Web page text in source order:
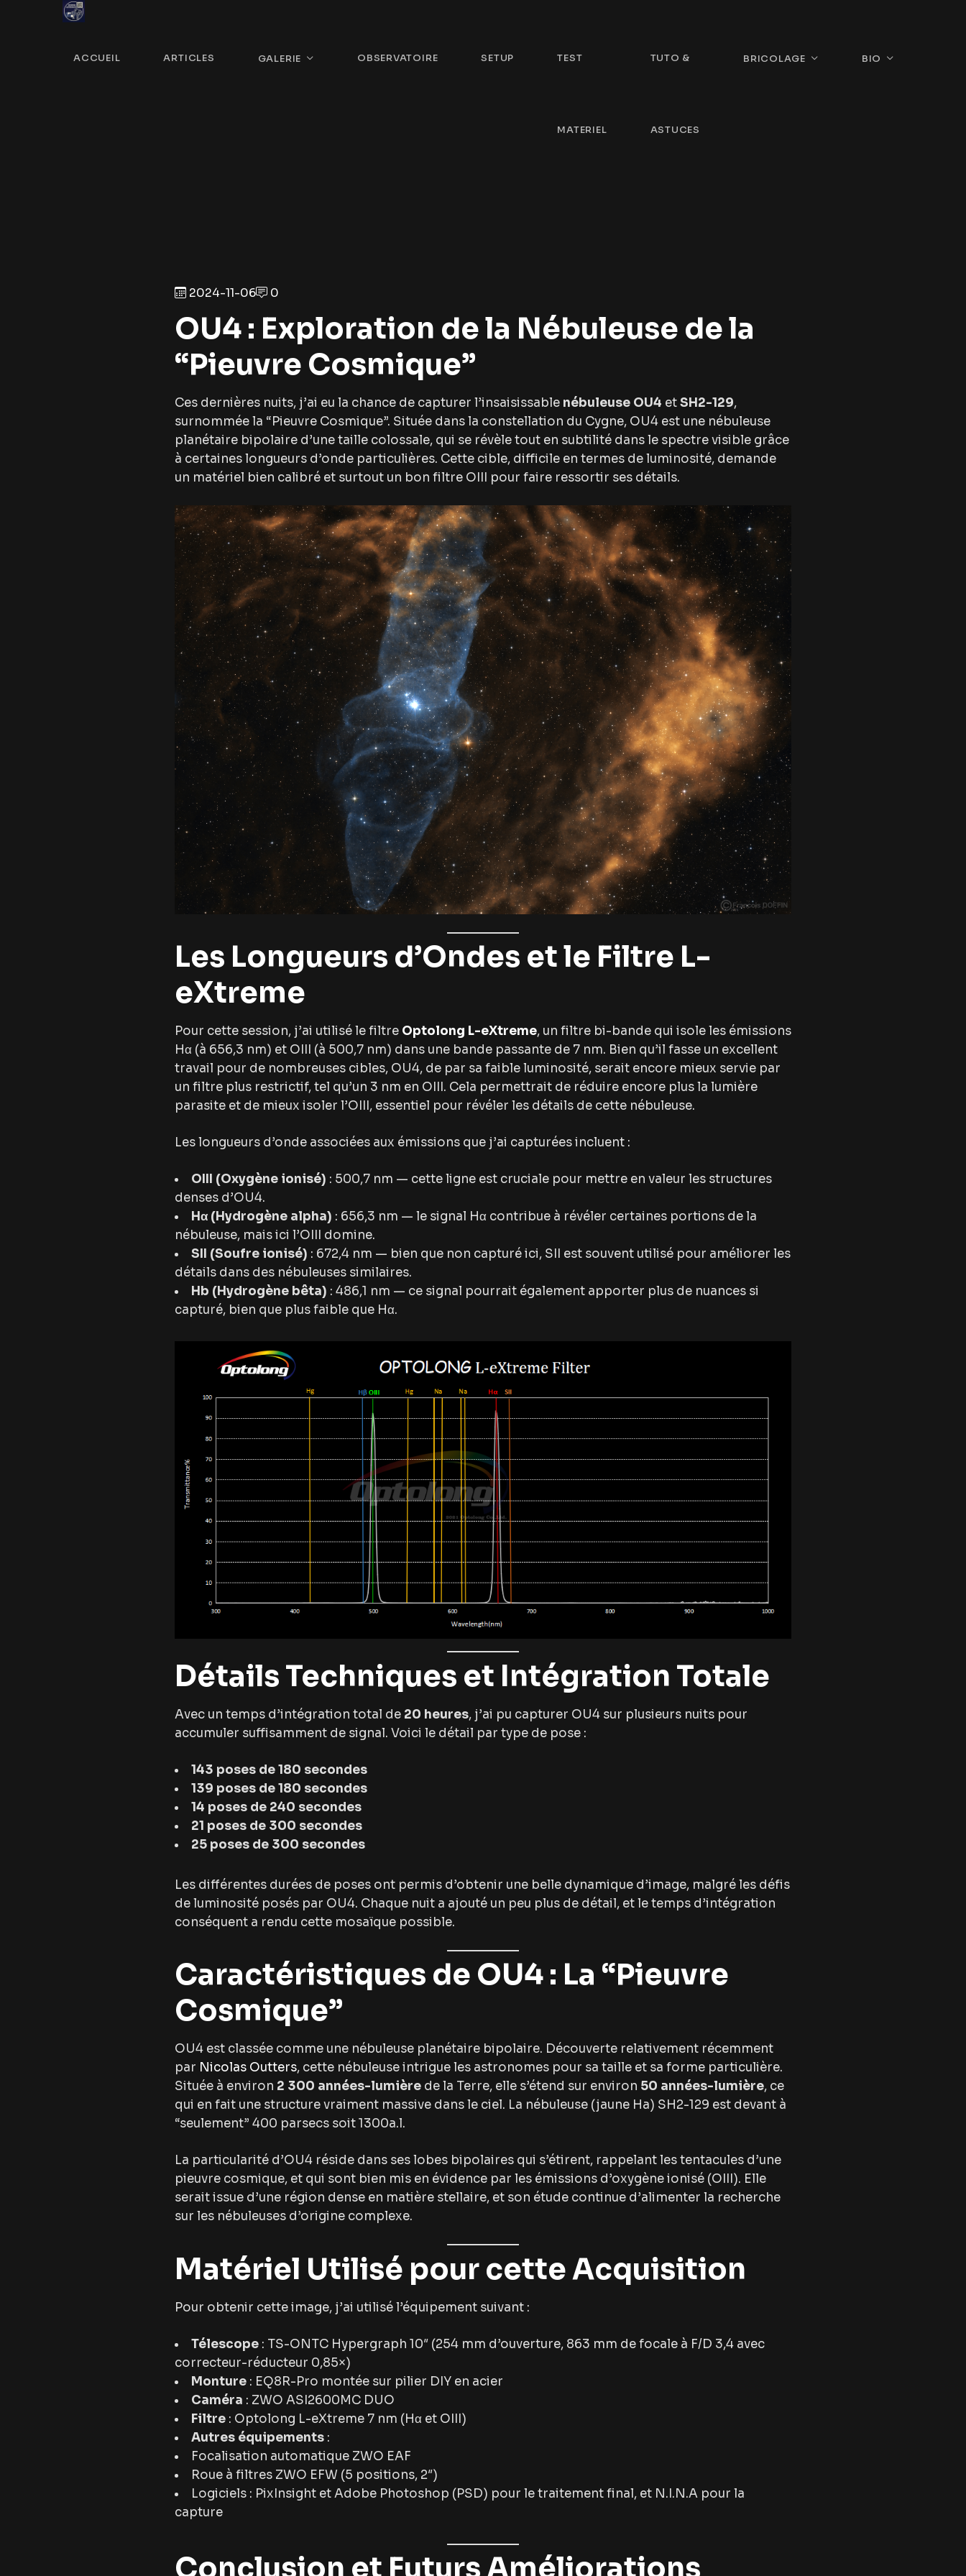
ACCUEIL ARTICLES GALERIE OBSERVATOIRE SETUP TEST
MATERIEL
TUTO &
ASTUCES
BRICOLAGE BIO
2024-11-06 0
OU4 : Exploration de la Nébuleuse de la
“Pieuvre Cosmique”
Ces dernières nuits, j’ai eu la chance de capturer l’insaisissable nébuleuse OU4 etSH2-129,
surnommée la “Pieuvre Cosmique”. Située dans la constellation du Cygne, OU4 est une nébuleuse
planétaire bipolaire d’une taille colossale, qui se révèle tout en subtilité dans le spectre visible grâce
à certaines longueurs d’onde particulières. Cette cible, difficile en termes de luminosité, demande
un matériel bien calibré et surtout un bon filtre OIII pour faire ressortir ses détails.
Les Longueurs d’Ondes et le Filtre L-
eXtreme
Pour cette session, j’ai utilisé le filtre Optolong L-eXtreme, un filtre bi-bande qui isole les émissions
Hα (à 656,3 nm) et OIII (à 500,7 nm) dans une bande passante de 7 nm. Bien qu’il fasse un excellent
travail pour de nombreuses cibles, OU4, de par sa faible luminosité, serait encore mieux servie par
un filtre plus restrictif, tel qu’un 3 nm en OIII. Cela permettrait de réduire encore plus la lumière
parasite et de mieux isoler l’OIII, essentiel pour révéler les détails de cette nébuleuse.
Les longueurs d’onde associées aux émissions que j’ai capturées incluent :
OIII (Oxygène ionisé) : 500,7 nm — cette ligne est cruciale pour mettre en valeur les structures
denses d’OU4.
Hα (Hydrogène alpha) : 656,3 nm — le signal Hα contribue à révéler certaines portions de la
nébuleuse, mais ici l’OIII domine.
SII (Soufre ionisé) : 672,4 nm — bien que non capturé ici, SII est souvent utilisé pour améliorer les
détails dans des nébuleuses similaires.
Hb (Hydrogène bêta) : 486,1 nm — ce signal pourrait également apporter plus de nuances si
capturé, bien que plus faible que Hα.
Détails Techniques et Intégration Totale
Avec un temps d’intégration total de 20 heures, j’ai pu capturer OU4 sur plusieurs nuits pour
accumuler suffisamment de signal. Voici le détail par type de pose :
143 poses de 180 secondes
139 poses de 180 secondes
14 poses de 240 secondes
21 poses de 300 secondes
25 poses de 300 secondes
Les différentes durées de poses ont permis d’obtenir une belle dynamique d’image, malgré les défis
de luminosité posés par OU4. Chaque nuit a ajouté un peu plus de détail, et le temps d’intégration
conséquent a rendu cette mosaïque possible.
Caractéristiques de OU4 : La “Pieuvre
Cosmique”
OU4 est classée comme une nébuleuse planétaire bipolaire. Découverte relativement récemment
par Nicolas Outters, cette nébuleuse intrigue les astronomes pour sa taille et sa forme particulière.
Située à environ 2 300 années-lumière de la Terre, elle s’étend sur environ 50 années-lumière, ce
qui en fait une structure vraiment massive dans le ciel. La nébuleuse (jaune Ha) SH2-129 est devant à
“seulement” 400 parsecs soit 1300a.l.
La particularité d’OU4 réside dans ses lobes bipolaires qui s’étirent, rappelant les tentacules d’une
pieuvre cosmique, et qui sont bien mis en évidence par les émissions d’oxygène ionisé (OIII). Elle
serait issue d’une région dense en matière stellaire, et son étude continue d’alimenter la recherche
sur les nébuleuses d’origine complexe.
Matériel Utilisé pour cette Acquisition
Pour obtenir cette image, j’ai utilisé l’équipement suivant :
Télescope : TS-ONTC Hypergraph 10″ (254 mm d’ouverture, 863 mm de focale à F/D 3,4 avec
correcteur-réducteur 0,85×)
Monture : EQ8R-Pro montée sur pilier DIY en acier
Caméra : ZWO ASI2600MC DUO
Filtre : Optolong L-eXtreme 7 nm (Hα et OIII)
Autres équipements :
Focalisation automatique ZWO EAF
Roue à filtres ZWO EFW (5 positions, 2″)
Logiciels : PixInsight et Adobe Photoshop (PSD) pour le traitement final, et N.I.N.A pour la
capture
Conclusion et Futurs Améliorations